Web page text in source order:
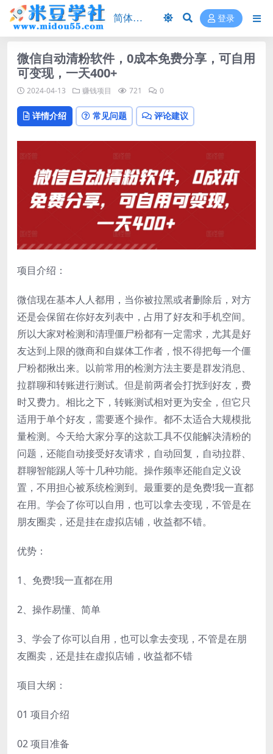
登录
微信自动清粉软件，0成本免费分享，可自用
可变现，一天400+
2024-04-13 赚钱项目 721 0
详情介绍 常见问题 评论建议
项目介绍：
微信现在基本人人都用，当你被拉黑或者删除后，对方
还是会保留在你好友列表中，占用了好友和手机空间。
所以大家对检测和清理僵尸粉都有一定需求，尤其是好
友达到上限的微商和自媒体工作者，恨不得把每一个僵
尸粉都揪出来。以前常用的检测方法主要是群发消息、
拉群聊和转账进行测试。但是前两者会打扰到好友，费
时又费力。相比之下，转账测试相对更为安全，但它只
适用于单个好友，需要逐个操作。都不太适合大规模批
量检测。今天给大家分享的这款工具不仅能解决清粉的
问题，还能自动接受好友请求，自动回复，自动拉群、
群聊智能踢人等十几种功能。操作频率还能自定义设
置，不用担心被系统检测到。最重要的是免费!我一直都
在用。学会了你可以自用，也可以拿去变现，不管是在
朋友圈卖，还是挂在虚拟店铺，收益都不错。
优势：
1、免费!我一直都在用
2、操作易懂、简单
3、学会了你可以自用，也可以拿去变现，不管是在朋
友圈卖，还是挂在虚拟店铺，收益都不错
项目大纲：
01 项目介绍
02 项目准备